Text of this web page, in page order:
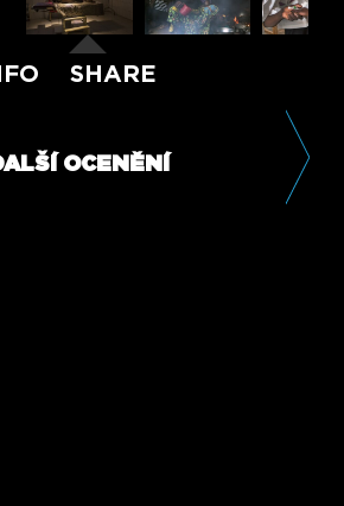
SHARE
OCENĚNÍ